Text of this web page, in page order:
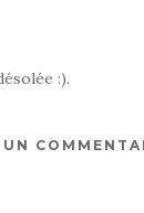
:).